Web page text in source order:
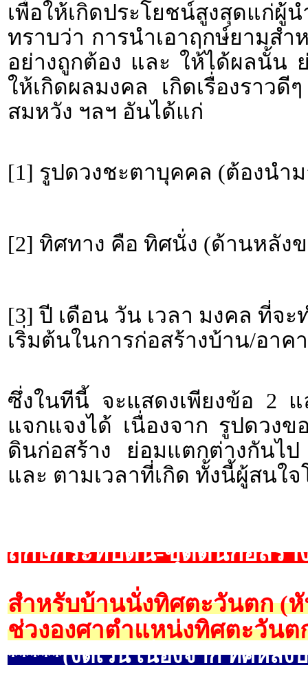
เพื่อให้เกิดประโยชน์สูงสุดแก่
ทราบว่า การนำเอาฤกษ์ยามส
อย่างถูกต้อง และ ให้ได้ผลนั้น
ให้เกิดผลมงคล เกิดเรื่องราว
สมหวัง ฯลฯ อันได้แก่
[1] รูปดวงชะตาบุคคล (ต้องนำ
[2] ทิศทาง คือ ทิศนั่ง (ด้านหลัง
[3] ปี เดือน วัน เวลา มงคล ที่จ
เริ่มต้นในการก่อสร้างบ้าน/อาค
ซึ่งในทีนี้ จะแสดงเพียงข้อ 2
แจกแจงได้ เนื่องจาก รูปดวง
ดินก่อสร้าง ย่อมแตกต่างกันไ
และ ตามเวลาที่เกิด ทั้งนี้ผู้สนใ
ฤกษ์กระทบดิน-ขุดดินก่อสร้า
สำหรับบ้านนั่งทิศตะวันตก (
ช่วงองศาตำแหน่งทิศตะวันต
*****(งดเว้น เนื่องจาก ทิศหลัง